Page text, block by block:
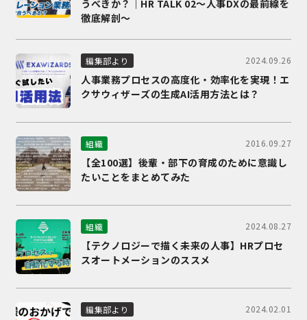
うべきか？｜HR TALK 02～人事DXの最前線を
徹底解剖～
編集部より 2024.09.26
人事業務プロセスの高度化・効率化を実現！エ
クサウィザーズの生成AI活用方法とは？
組織 2016.09.27
【全100選】後輩・部下の育成のために意識し
たいことをまとめてみた
組織 2024.08.27
【テクノロジーで描く未来の人事】HRプロセ
スオートメーションのススメ
編集部より 2024.02.01